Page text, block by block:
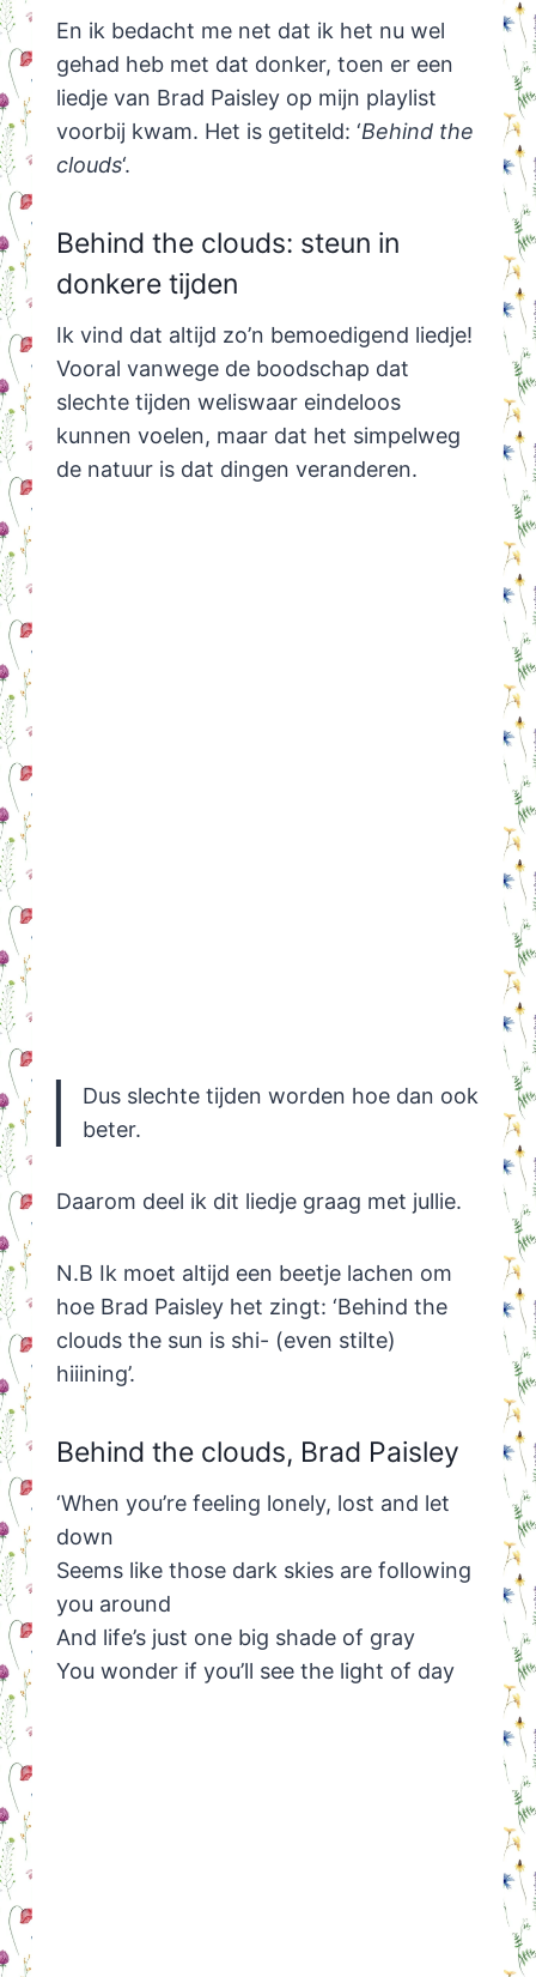
En ik bedacht me net dat ik het nu wel
gehad heb met dat donker, toen er een
liedje van Brad Paisley op mijn playlist
voorbij kwam. Het is getiteld: ‘Behind the
clouds‘.
Behind the clouds: steun in
donkere tijden
Ik vind dat altijd zo’n bemoedigend liedje!
Vooral vanwege de boodschap dat
slechte tijden weliswaar eindeloos
kunnen voelen, maar dat het simpelweg
de natuur is dat dingen veranderen.
Dus slechte tijden worden hoe dan ook
beter.
Daarom deel ik dit liedje graag met jullie.
N.B Ik moet altijd een beetje lachen om
hoe Brad Paisley het zingt: ‘Behind the
clouds the sun is shi- (even stilte)
hiiining’.
Behind the clouds, Brad Paisley
‘When you’re feeling lonely, lost and let
down
Seems like those dark skies are following
you around
And life’s just one big shade of gray
You wonder if you’ll see the light of day